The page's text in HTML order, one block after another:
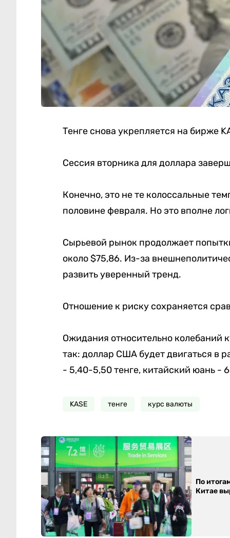
Тенге снова укрепляется на бирже
Сессия вторника для доллара
Конечно, это не те колоссальные
половине февраля. Но это вполне
Сырьевой рынок продолжает
около $75,86. Из-за
развить уверенный тренд.
Отношение к риску сохраняется
Ожидания относительно колебаний
так: доллар США будет двигаться в
- 5,40-5,50 тенге, китайский юань -
KASE тенге курс валюты
По
Китае